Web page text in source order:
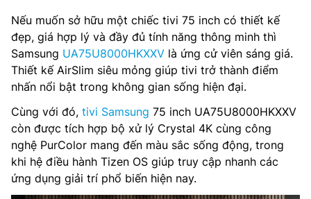
Nếu muốn sở hữu một chiếc tivi 75 inch có thiết kế
đẹp, giá hợp lý và đầy đủ tính năng thông minh thì
Samsung UA75U8000HKXXV là ứng cử viên sáng giá.
Thiết kế AirSlim siêu mỏng giúp tivi trở thành điểm
nhấn nổi bật trong không gian sống hiện đại.
Cùng với đó, tivi Samsung 75 inch UA75U8000HKXXV
còn được tích hợp bộ xử lý Crystal 4K cùng công
nghệ PurColor mang đến màu sắc sống động, trong
khi hệ điều hành Tizen OS giúp truy cập nhanh các
ứng dụng giải trí phổ biến hiện nay.